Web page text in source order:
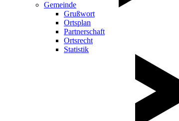
Gemeinde
Grußwort
Ortsplan
Partnerschaft
Ortsrecht
Statistik